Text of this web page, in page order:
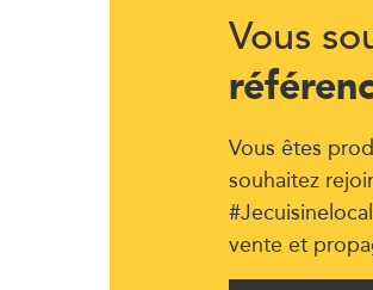
Vous
Vous êtes
souhaitez
vente et